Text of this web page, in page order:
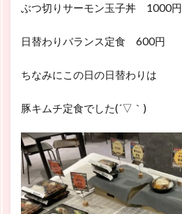
ぶつ切りサーモン玉子丼 1000円
日替わりバランス定食 600円
ちなみにこの日の日替わりは
豚キムチ定食でした(´▽｀)